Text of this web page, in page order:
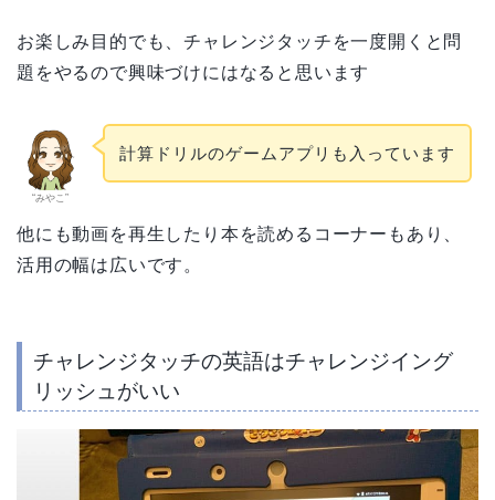
お楽しみ目的でも、チャレンジタッチを一度開くと問
題をやるので興味づけにはなると思います
“みやこ”
計算ドリルのゲームアプリも入っています
他にも動画を再生したり本を読めるコーナーもあり、
活用の幅は広いです。
チャレンジタッチの英語はチャレンジイング
リッシュがいい